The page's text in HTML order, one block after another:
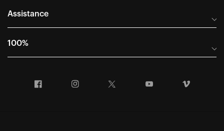
Assistance
Foire aux questions
Conditions générales de vente
100%
Informations sur l'entreprise
Facebook Instagram YouTube